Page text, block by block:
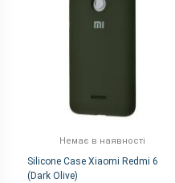
Немає в наявності
Silicone Case Xiaomi Redmi 6
(Dark Olive)